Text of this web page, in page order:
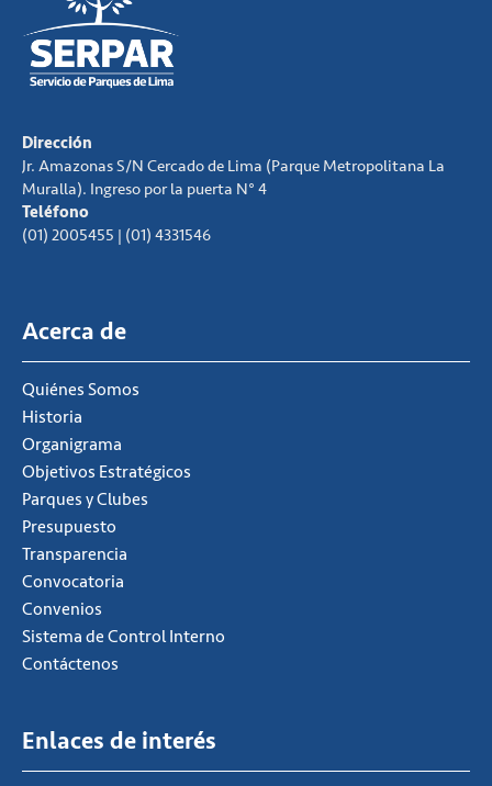
Dirección
Jr. Amazonas S/N Cercado de Lima (Parque Metropolitana La
Muralla). Ingreso por la puerta N° 4
Teléfono
(01) 2005455 | (01) 4331546
Acerca de
Quiénes Somos
Historia
Organigrama
Objetivos Estratégicos
Parques y Clubes
Presupuesto
Transparencia
Convocatoria
Convenios
Sistema de Control Interno
Contáctenos
Enlaces de interés